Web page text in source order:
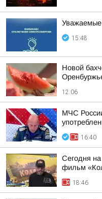
Уважаемые
15:48
Новой
12:06
МЧС
16:40
Сегодня
фильм
18:46